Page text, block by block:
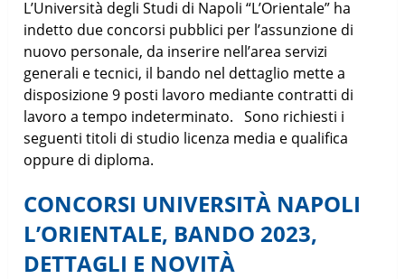
L’Università degli Studi di Napoli “L’Orientale” ha
indetto due concorsi pubblici per l’assunzione di
nuovo personale, da inserire nell’area servizi
generali e tecnici, il bando nel dettaglio mette a
disposizione 9 posti lavoro mediante contratti di
lavoro a tempo indeterminato. Sono richiesti i
seguenti titoli di studio licenza media e qualifica
oppure di diploma.
CONCORSI UNIVERSITÀ NAPOLI
L’ORIENTALE, BANDO 2023,
DETTAGLI E NOVITÀ